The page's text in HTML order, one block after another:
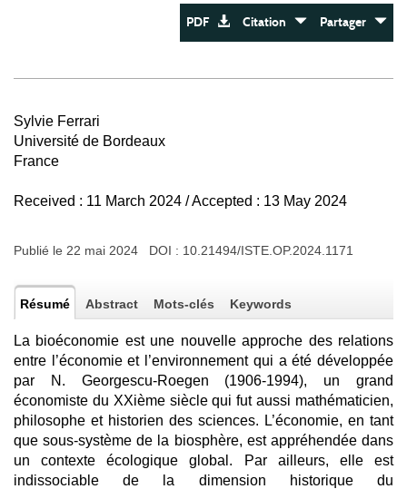
PDF Citation Partager
Sylvie Ferrari
Université de Bordeaux
France
Received : 11 March 2024 / Accepted : 13 May 2024
Publié le 22 mai 2024 DOI : 10.21494/ISTE.OP.2024.1171
Résumé Abstract Mots-clés Keywords
La bioéconomie est une nouvelle approche des relations
entre l’économie et l’environnement qui a été développée
par N. Georgescu-Roegen (1906-1994), un grand
économiste du XXième siècle qui fut aussi mathématicien,
philosophe et historien des sciences. L’économie, en tant
que sous-système de la biosphère, est appréhendée dans
un contexte écologique global. Par ailleurs, elle est
indissociable de la dimension historique du